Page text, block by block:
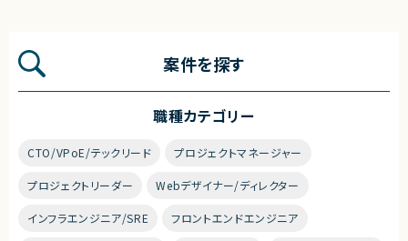
案件を探す
職種カテゴリー
CTO/VPoE/テックリード プロジェクトマネージャー
プロジェクトリーダー Webデザイナー/ディレクター
インフラエンジニア/SRE フロントエンドエンジニア